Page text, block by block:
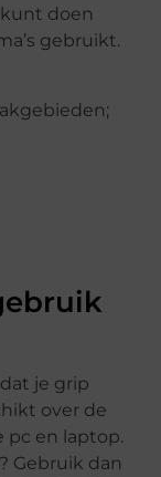
doen
gebruikt.
je grip
over de
pc en laptop.
Gebruik dan